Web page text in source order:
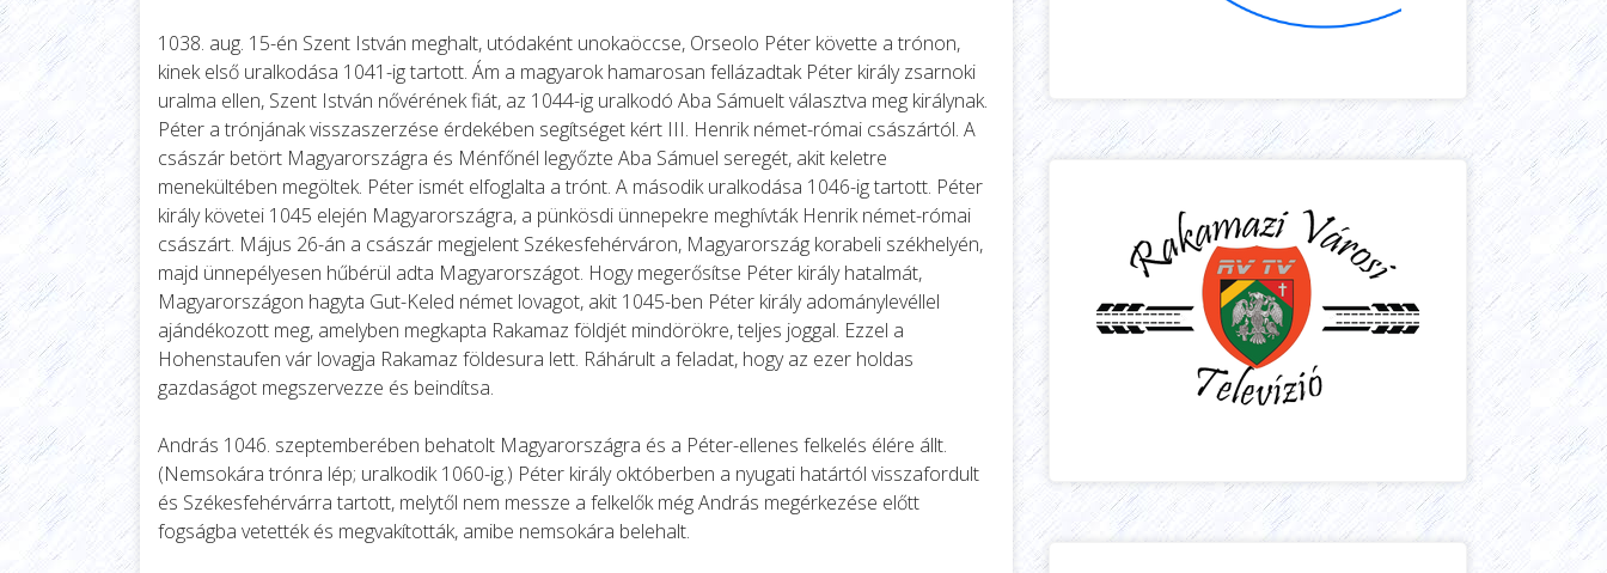
1038. aug. 15-én Szent István meghalt, utódaként unokaöccse, Orseolo Péter követte a trónon,
kinek első uralkodása 1041-ig tartott. Ám a magyarok hamarosan fellázadtak Péter király zsarnoki
uralma ellen, Szent István nővérének fiát, az 1044-ig uralkodó Aba Sámuelt választva meg királynak.
Péter a trónjának visszaszerzése érdekében segítséget kért III. Henrik német-római császártól. A
császár betört Magyarországra és Ménfőnél legyőzte Aba Sámuel seregét, akit keletre
menekültében megöltek. Péter ismét elfoglalta a trónt. A második uralkodása 1046-ig tartott. Péter
király követei 1045 elején Magyarországra, a pünkösdi ünnepekre meghívták Henrik német-római
császárt. Május 26-án a császár megjelent Székesfehérváron, Magyarország korabeli székhelyén,
majd ünnepélyesen hűbérül adta Magyarországot. Hogy megerősítse Péter király hatalmát,
Magyarországon hagyta Gut-Keled német lovagot, akit 1045-ben Péter király adománylevéllel
ajándékozott meg, amelyben megkapta Rakamaz földjét mindörökre, teljes joggal. Ezzel a
Hohenstaufen vár lovagja Rakamaz földesura lett. Ráhárult a feladat, hogy az ezer holdas
gazdaságot megszervezze és beindítsa.
András 1046. szeptemberében behatolt Magyarországra és a Péter-ellenes felkelés élére állt.
(Nemsokára trónra lép; uralkodik 1060-ig.) Péter király októberben a nyugati határtól visszafordult
és Székesfehérvárra tartott, melytől nem messze a felkelők még András megérkezése előtt
fogságba vetették és megvakították, amibe nemsokára belehalt.